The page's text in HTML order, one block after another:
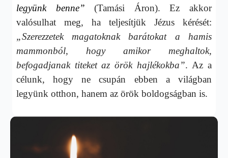
legyünk benne” (Tamási Áron). Ez akkor
valósulhat meg, ha teljesítjük Jézus kérését:
„Szerezzetek magatoknak barátokat a hamis
mammonból, hogy amikor meghaltok,
befogadjanak titeket az örök hajlékokba”. Az a
célunk, hogy ne csupán ebben a világban
legyünk otthon, hanem az örök boldogságban is.